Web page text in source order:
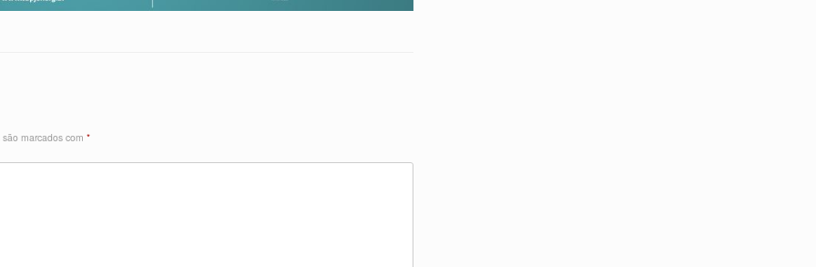
marcados com *